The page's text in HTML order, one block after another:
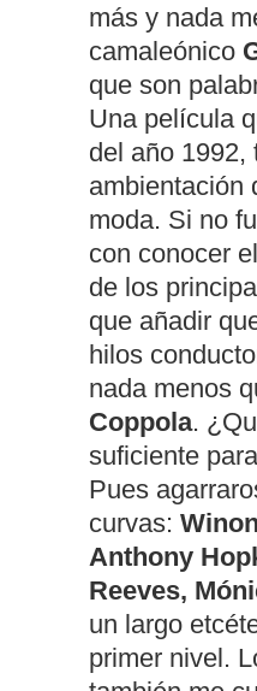
más y nada
camaleónico
que son
Una película
del año 1992,
ambientación
moda. Si no
con conocer
de los
que añadir
hilos
nada menos
Coppola.
suficiente
Pues
curvas:
Anthony
Reeves,
un largo
primer nivel.